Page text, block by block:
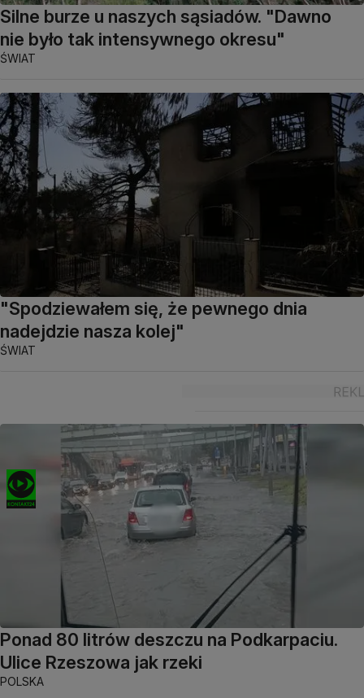
Silne burze u naszych sąsiadów. "Dawno
nie było tak intensywnego okresu"
ŚWIAT
"Spodziewałem się, że pewnego dnia
nadejdzie nasza kolej"
ŚWIAT
Ponad 80 litrów deszczu na Podkarpaciu.
Ulice Rzeszowa jak rzeki
POLSKA